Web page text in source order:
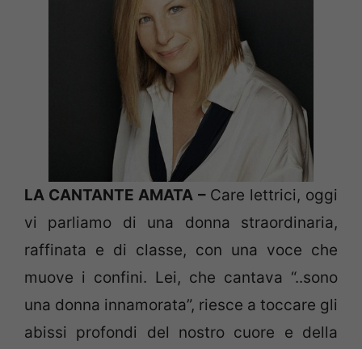
LA CANTANTE AMATA – Care lettrici, oggi
vi parliamo di una donna straordinaria,
raffinata e di classe, con una voce che
muove i confini. Lei, che cantava “..sono
una donna innamorata”, riesce a toccare gli
abissi profondi del nostro cuore e della